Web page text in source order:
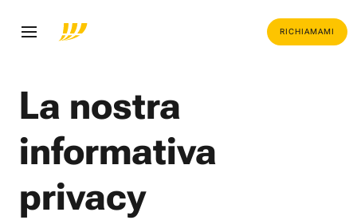
RICHIAMAMI
La nostra
informativa
privacy